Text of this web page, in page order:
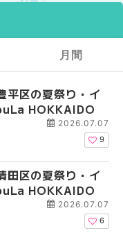
区の夏祭り・イ
HOKKAIDO
2026.07.07
9
区の夏祭り・イ
HOKKAIDO
2026.07.07
6
2026年最新】札幌
ーデン｜オープン日
大通公園から穴場テ
年夏 札幌市白石
ントまとめ |
月間
2026年最新】札幌
ーデン｜オープン日
大通公園から穴場テ
年夏 札幌市北区
トまとめ | MouLa